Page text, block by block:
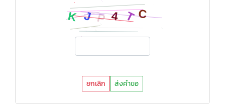
ยกเลิก ส่งคำขอ